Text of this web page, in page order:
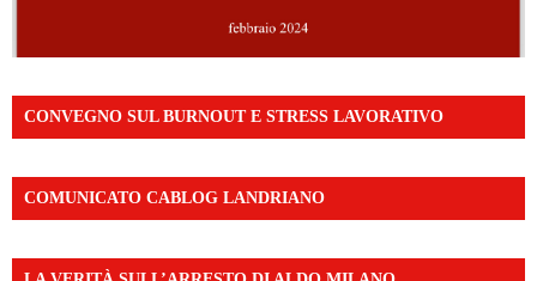
CONVEGNO SUL BURNOUT E STRESS LAVORATIVO
COMUNICATO CABLOG LANDRIANO